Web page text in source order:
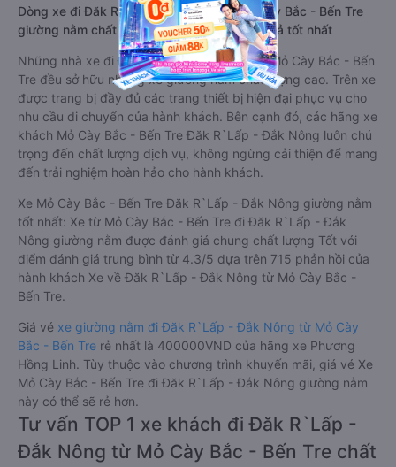
Dòng xe đi Đăk R`Lấp - Đắk Nông từ Mỏ Cày Bắc - Bến Tre
giường nằm chất lượng cao: Thoải mái, giá cả tốt nhất
Những nhà xe đi Đăk R`Lấp - Đắk Nông từ Mỏ Cày Bắc - Bến
Tre đều sở hữu những xe giường nằm chất lượng cao. Trên xe
được trang bị đầy đủ các trang thiết bị hiện đại phục vụ cho
nhu cầu di chuyển của hành khách. Bên cạnh đó, các hãng xe
khách Mỏ Cày Bắc - Bến Tre Đăk R`Lấp - Đắk Nông luôn chú
trọng đến chất lượng dịch vụ, không ngừng cải thiện để mang
đến trải nghiệm hoàn hảo cho hành khách.
Xe Mỏ Cày Bắc - Bến Tre Đăk R`Lấp - Đắk Nông giường nằm
tốt nhất: Xe từ Mỏ Cày Bắc - Bến Tre đi Đăk R`Lấp - Đắk
Nông giường nằm được đánh giá chung chất lượng Tốt với
điểm đánh giá trung bình từ 4.3/5 dựa trên 715 phản hồi của
hành khách Xe về Đăk R`Lấp - Đắk Nông từ Mỏ Cày Bắc -
Bến Tre.
Giá vé xe giường nằm đi Đăk R`Lấp - Đắk Nông từ Mỏ Cày
Bắc - Bến Tre rẻ nhất là 400000VND của hãng xe Phương
Hồng Linh. Tùy thuộc vào chương trình khuyến mãi, giá vé Xe
Mỏ Cày Bắc - Bến Tre đi Đăk R`Lấp - Đắk Nông giường nằm
này có thể sẽ rẻ hơn.
Tư vấn TOP 1 xe khách đi Đăk R`Lấp -
Đắk Nông từ Mỏ Cày Bắc - Bến Tre chất